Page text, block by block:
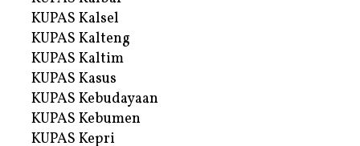
KUPAS Kalsel
KUPAS Kalteng
KUPAS Kaltim
KUPAS Kasus
KUPAS Kebudayaan
KUPAS Kebumen
KUPAS Kepri